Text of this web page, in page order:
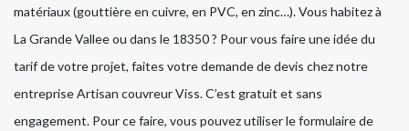
matériaux (gouttière en cuivre, en PVC, en zinc…). Vous habitez à
La Grande Vallee ou dans le 18350 ? Pour vous faire une idée du
tarif de votre projet, faites votre demande de devis chez notre
entreprise Artisan couvreur Viss. C’est gratuit et sans
engagement. Pour ce faire, vous pouvez utiliser le formulaire de